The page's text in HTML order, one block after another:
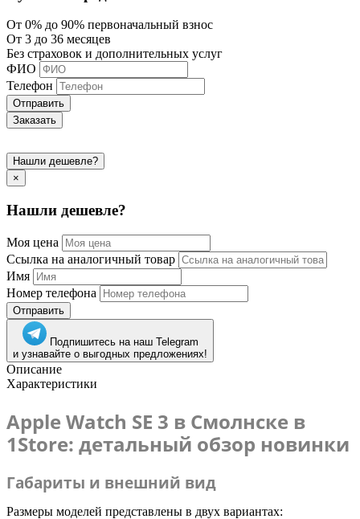
От 0% до 90% первоначальный взнос
От 3 до 36 месяцев
Без страховок и дополнительных услуг
ФИО
Телефон
Отправить
Заказать
Нашли дешевле?
×
Нашли дешевле?
Моя цена
Ссылка на аналогичный товар
Имя
Номер телефона
Отправить
Подпишитесь на наш Telegram
и узнавайте о выгодных предложениях!
Описание
Характеристики
Apple Watch SE 3 в Смолнске в
1Store: детальный обзор новинки
Габариты и внешний вид
Размеры моделей представлены в двух вариантах: